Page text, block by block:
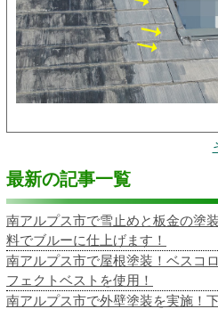
最新の記事一覧
南アルプス市で雪止めと板金の塗
料でブルーに仕上げます！
南アルプス市で屋根塗装！ベスコ
フェクトベストを使用！
南アルプス市で外壁塗装を実施！